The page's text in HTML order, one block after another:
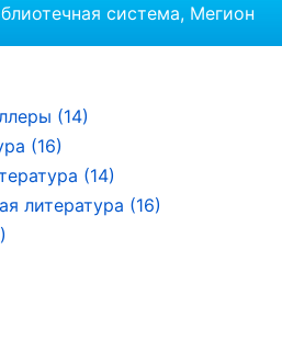
система, Мегион
(14)
(16)
(14)
литература (16)